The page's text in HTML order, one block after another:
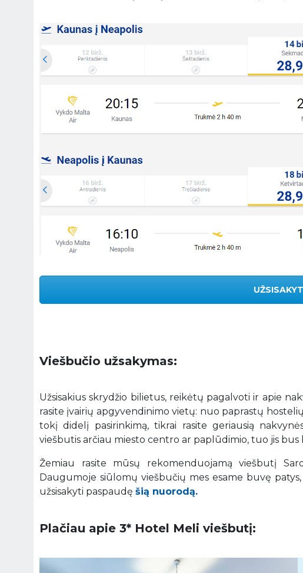
Viešbučio užsakymas:
Užsisakius skrydžio bilietus, reikėtų pagalvoti ir apie
rasite įvairių apgyvendinimo vietų: nuo paprastų
tokį didelį pasirinkimą, tikrai rasite geriausią
viešbutis arčiau miesto centro ar paplūdimio, tuo jis bus
Žemiau rasite mūsų rekomenduojamą viešbutį
Daugumoje siūlomų viešbučių mes esame buvę
užsisakyti paspaudę šią nuorodą.
Plačiau apie 3* Hotel Meli viešbutį: